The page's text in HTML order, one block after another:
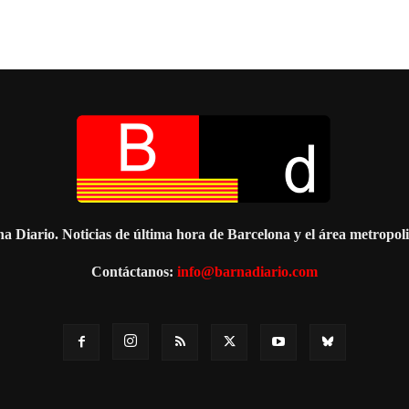
Diario. Noticias de última hora de Barcelona y el área
Contáctanos: info@barnadiario.com